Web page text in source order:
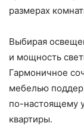
размерах
Выбирая
и мощность
Гармоничное
мебелью
по-настоящему
квартиры.